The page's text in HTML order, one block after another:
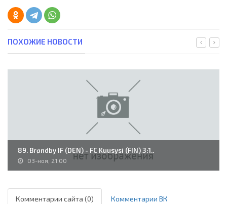
ПОХОЖИЕ НОВОСТИ
89. Brøndby IF (DEN) - FC Kuusysi (FIN) 3:1..
03-ноя, 21:00
Комментарии сайта (0) Комментарии ВК